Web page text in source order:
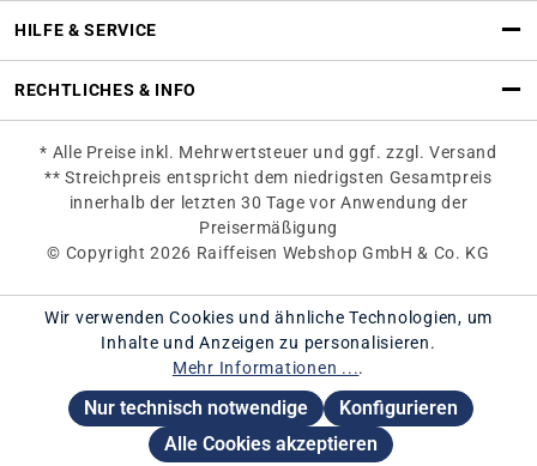
HILFE & SERVICE
RECHTLICHES & INFO
* Alle Preise inkl. Mehrwertsteuer und ggf. zzgl. Versand
** Streichpreis entspricht dem niedrigsten Gesamtpreis
innerhalb der letzten 30 Tage vor Anwendung der
Preisermäßigung
© Copyright 2026 Raiffeisen Webshop GmbH & Co. KG
Wir verwenden Cookies und ähnliche Technologien, um
Inhalte und Anzeigen zu personalisieren.
Mehr Informationen ....
Nur technisch notwendige
Konfigurieren
Alle Cookies akzeptieren